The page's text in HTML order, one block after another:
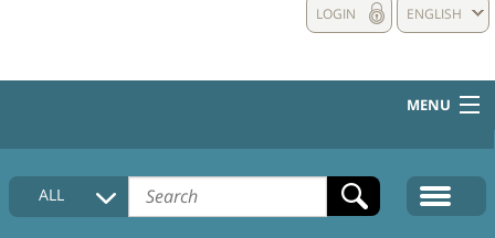
ENGLISH
LOGIN
MENU
HOME
COLLECTIONS DESCRIPTION
ALL